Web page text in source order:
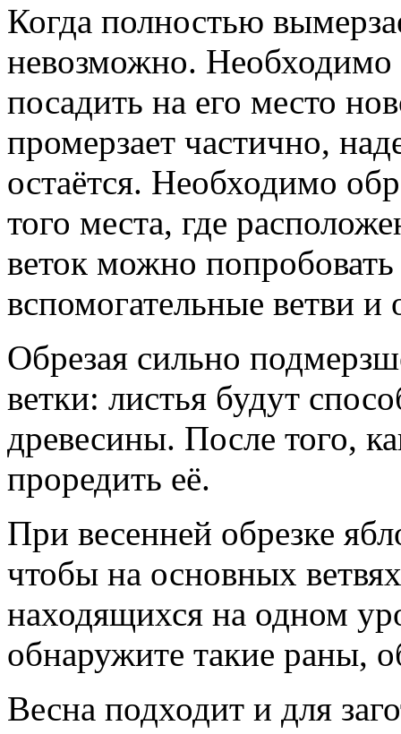
Когда полностью
невозможно. Необходимо
посадить на его место
промерзает частично,
остаётся. Необходимо
того места, где
веток можно
вспомогательные ветви и
Обрезая сильно
ветки: листья будут
древесины. После того,
проредить её.
При весенней обрезке
чтобы на основных
находящихся на одном
обнаружите такие раны,
Весна подходит и для